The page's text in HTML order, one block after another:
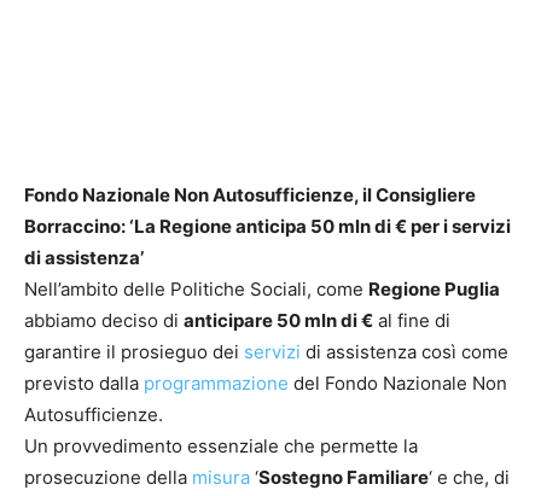
Fondo Nazionale Non Autosufficienze, il Consigliere
Borraccino: ‘La Regione anticipa 50 mln di € per i servizi
di assistenza’
Nell’ambito delle Politiche Sociali, come Regione Puglia
abbiamo deciso di anticipare 50 mln di € al fine di
garantire il prosieguo dei servizi di assistenza così come
previsto dalla programmazione del Fondo Nazionale Non
Autosufficienze.
Un provvedimento essenziale che permette la
prosecuzione della misura ‘Sostegno Familiare‘ e che, di